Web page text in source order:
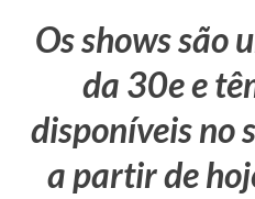
Os shows são
da 30e e
disponíveis no
a partir de